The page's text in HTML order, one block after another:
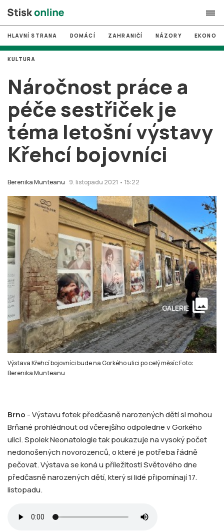
search
# MUNI
# Brno
# volby
login PŘIHLÁSIT SE
Zapomněli jste heslo?
HLAVNÍ STRANA DOMÁCÍ ZAHRANIČÍ NÁZORY
Náročnost práce a
péče sestřiček je
téma letošní výstavy
Křehcí bojovníci
Berenika Munteanu 9. listopadu 2021 • 15:22
KULTURA
Výstava Křehcí bojovníci bude na Gorkého ulici po celý měsíc Foto:
Berenika Munteanu
GALERIE collections
Brno - Výstavu fotek předčasně narozených dětí si mohou
Brňané prohlédnout od včerejšího odpoledne v Gorkého
ulici. Spolek Neonatologie tak poukazuje na vysoký počet
nedonošených novorozenců, o které je potřeba řádně
pečovat. Výstava se koná u příležitosti Světového dne
předčasně narozených dětí, který si lidé připomínají 17.
listopadu.